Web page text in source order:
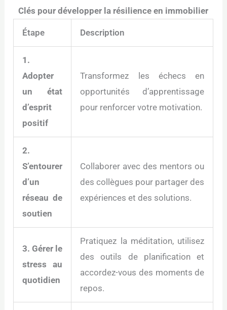
Clés pour développer la résilience en immobilier
Étape Description
1.
Adopter
un état
d’esprit
positif
Transformez les échecs en
opportunités d’apprentissage
pour renforcer votre motivation.
2.
S’entourer
d’un
réseau de
soutien
Collaborer avec des mentors ou
des collègues pour partager des
expériences et des solutions.
3. Gérer le
stress au
quotidien
Pratiquez la méditation, utilisez
des outils de planification et
accordez-vous des moments de
repos.